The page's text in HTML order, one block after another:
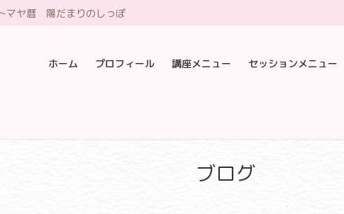
マヤ暦 陽だまりのしっぽ
ホーム プロフィール 講座メニュー セッションメニュー
ブログ